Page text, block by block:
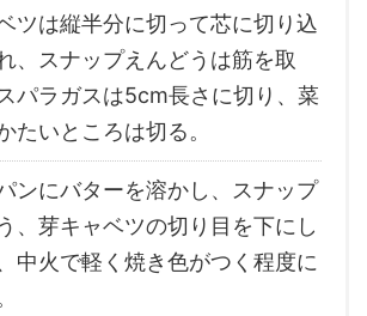
ツは縦半分に切って芯に切り込
、スナップえんどうは筋を取
パラガスは5cm長さに切り、菜
たいところは切る。
ンにバターを溶かし、スナップ
、芽キャベツの切り目を下にし
中火で軽く焼き色がつく程度に